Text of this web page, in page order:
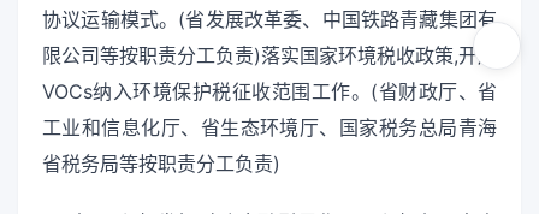
协议运输模式。(省发展改革委、中国铁路青藏集团有
限公司等按职责分工负责)落实国家环境税收政策,开展
VOCs纳入环境保护税征收范围工作。(省财政厅、省
工业和信息化厅、省生态环境厅、国家税务总局青海
省税务局等按职责分工负责)